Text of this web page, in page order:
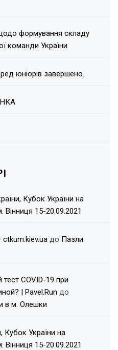
формування складу
команди України
юніорів завершено.
Кубок України на
Вінниця 15-20.09.2021
ctkum.kiev.ua до Пазли
COVID-19 при
| Pavel.Run до
в м. Олешки
Кубок України на
Вінниця 15-20.09.2021